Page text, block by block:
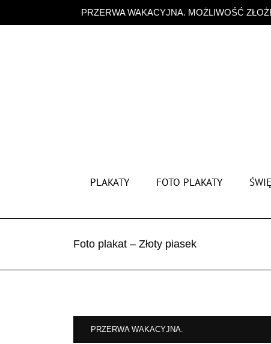
PRZERWA WAKACYJNA. MOŻLIWOŚĆ
zawartości
PLAKATY FOTO PLAKATY
Foto plakat – Złoty piasek
PRZERWA WAKACYJNA.